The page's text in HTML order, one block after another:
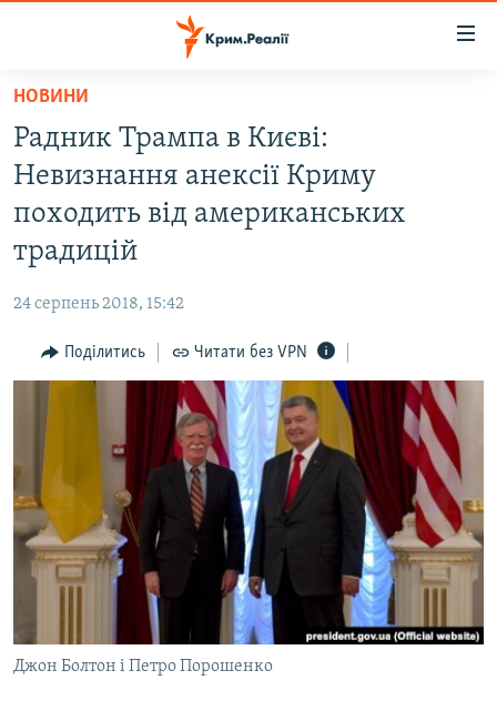
Перейти
основного
матеріалу
до
основної
Перейти
пошуку
ВОДА.КРИМ
ПОГЛЯД
ІНТЕРВ'Ю
ДЕПОРТАЦІЯ
ВІДЕОУРОКИ «ELIFBE»
СВІДЧЕННЯ ОКУПАЦІЇ
УКРАЇНСЬКА ПРОБЛЕМА КРИМУ
ЯК ОБІЙТИ БЛОКУВАННЯ
Русский
Qırımtatar
НОВИНИ
Радник Трампа в Києві:
Невизнання анексії Криму
походить від американських
традицій
24 серпень 2018, 15:42
Поділитись Читати без VPN
Джон Болтон і Петро Порошенко